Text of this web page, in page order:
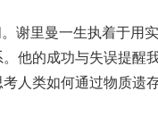
谢里曼一生执着于用
他的成功与失误提醒
人类如何通过物质遗